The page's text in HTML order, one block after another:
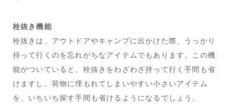
栓抜き機能
栓抜きは、アウトドアやキャンプに出かけた際、うっかり
持って行くのを忘れがちなアイテムでもあります。この機
能がついていると、栓抜きをわざわざ持って行く手間も省
けますし、荷物に埋もれてしまいやすい小さいアイテム
を、いちいち探す手間も省けるようになるでしょう。